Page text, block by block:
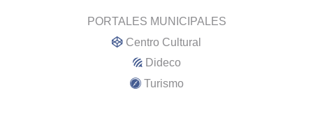
PORTALES MUNICIPALES
Centro Cultural
Dideco
Turismo